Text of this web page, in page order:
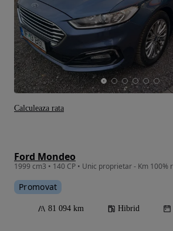
Ford Mondeo
Promovat
81 094 km Hibrid
Calculeaza rata